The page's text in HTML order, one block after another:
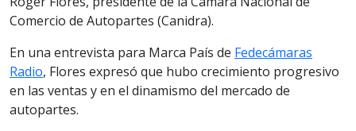
Comercio de Autopartes (Canidra).
En una entrevista para Marca País de Fedecámaras
Radio, Flores expresó que hubo crecimiento progresivo
en las ventas y en el dinamismo del mercado de
autopartes.